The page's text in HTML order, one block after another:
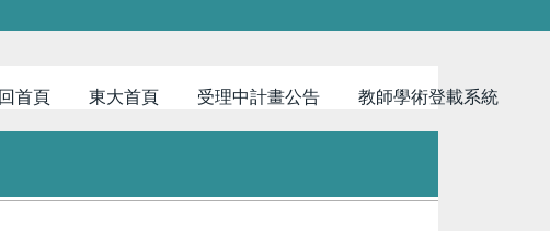
回首頁 東大首頁 受理中計畫公告 教師學術登載系統